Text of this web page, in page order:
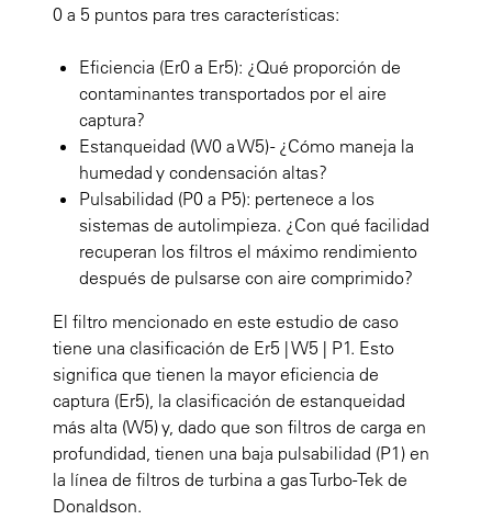
0 a 5 puntos para tres características:
Eficiencia (Er0 a Er5): ¿Qué proporción de
contaminantes transportados por el aire
captura?
Estanqueidad (W0 a W5) - ¿Cómo maneja la
humedad y condensación altas?
Pulsabilidad (P0 a P5): pertenece a los
sistemas de autolimpieza. ¿Con qué facilidad
recuperan los filtros el máximo rendimiento
después de pulsarse con aire comprimido?
El filtro mencionado en este estudio de caso
tiene una clasificación de Er5 | W5 | P1. Esto
significa que tienen la mayor eficiencia de
captura (Er5), la clasificación de estanqueidad
más alta (W5) y, dado que son filtros de carga en
profundidad, tienen una baja pulsabilidad (P1) en
la línea de filtros de turbina a gas Turbo-Tek de
Donaldson.